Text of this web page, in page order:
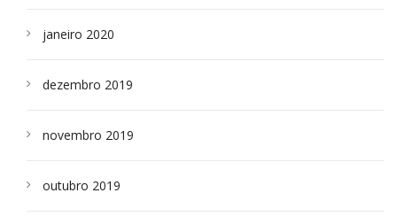
janeiro 2020
dezembro 2019
novembro 2019
outubro 2019